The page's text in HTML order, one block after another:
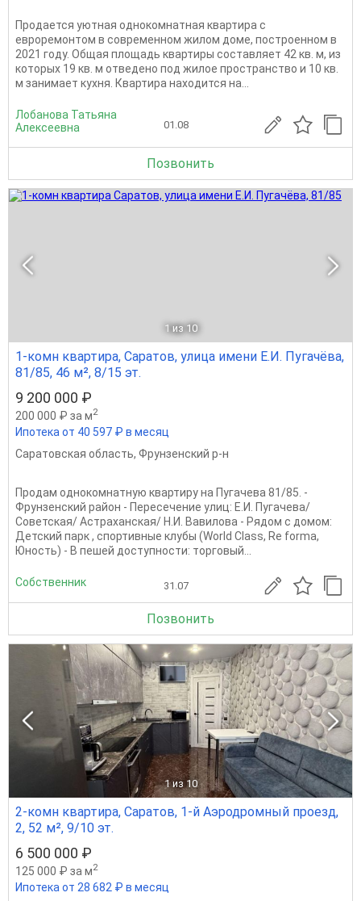
Продается уютная однокомнатная квартира с
евроремонтом в современном жилом доме, построенном в
2021 году. Общая площадь квартиры составляет 42 кв. м, из
которых 19 кв. м отведено под жилое пространство и 10 кв.
м занимает кухня. Квартира находится на...
Лобанова Татьяна
Алексеевна
01.08
Позвонить
1 из 10
1-комн квартира, Саратов, улица имени Е.И. Пугачёва,
81/85, 46 м², 8/15 эт.
9 200 000 ₽
200 000 ₽ за м2
Ипотека от 40 597 ₽ в месяц
Саратовская область, Фрунзенский р-н
Продам однокомнатную квартиру на Пугачева 81/85. -
Фрунзенский район - Пересечение улиц: Е.И. Пугачева/
Советская/ Астраханская/ Н.И. Вавилова - Рядом с домом:
Детский парк , спортивные клубы (World Class, Re forma,
Юность) - В пешей доступности: торговый...
Собственник 31.07
Позвонить
1 из 10
2-комн квартира, Саратов, 1-й Аэродромный проезд,
2, 52 м², 9/10 эт.
6 500 000 ₽
125 000 ₽ за м2
Ипотека от 28 682 ₽ в месяц